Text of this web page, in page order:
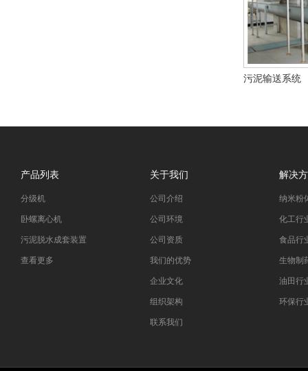
污泥输送系统
产品列表
分级机
卧螺离心机
污泥脱水成套装置
查看更多
关于我们
公司介绍
公司环境
公司资质
我们的优势
企业文化
组织架构
联系我们
解决
纳米粉
化工行
食品行
生物制
油田行
环保行